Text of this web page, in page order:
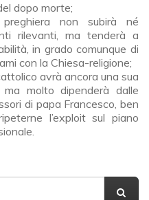
dopo morte;
non subirà né
rilevanti, ma tenderà a
in grado comunque di
con la Chiesa-religione;
avrà ancora una sua
molto dipenderà dalle
di papa Francesco, ben
l’exploit sul piano